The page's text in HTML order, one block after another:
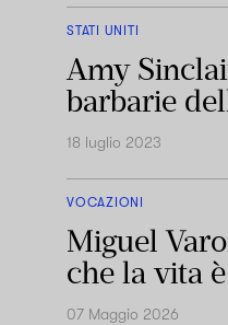
STATI UNITI
Amy
barbarie
18 luglio 2023
VOCAZIONI
Miguel
che la vita
07 Maggio 2026